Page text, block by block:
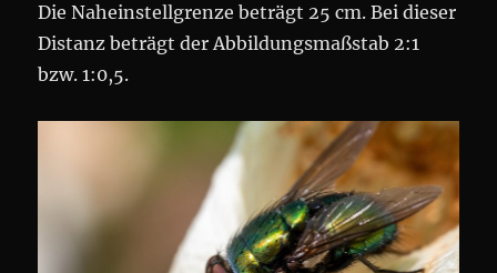
Die Naheinstellgrenze beträgt 25 cm. Bei dieser
Distanz beträgt der Abbildungsmaßstab 2:1
bzw. 1:0,5.